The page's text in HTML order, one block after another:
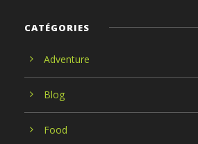
CATÉGORIES
Adventure
Blog
Food